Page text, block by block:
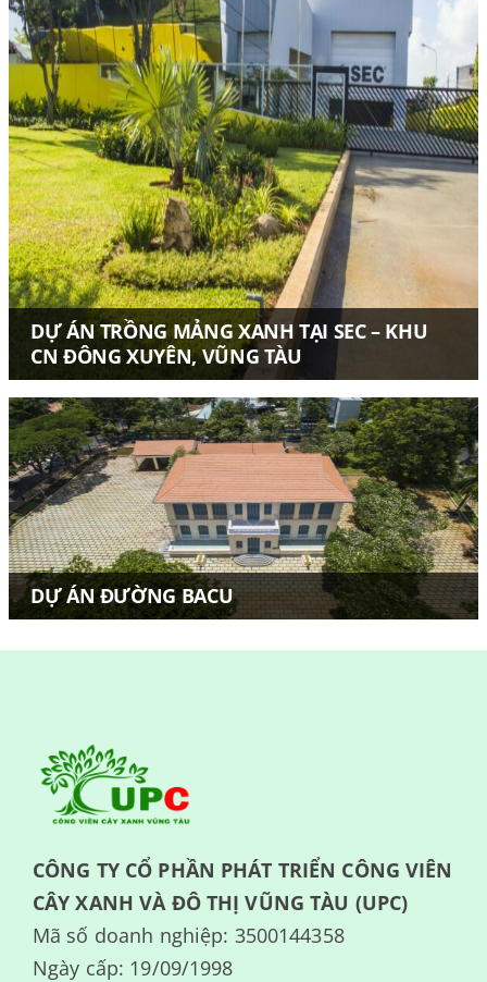
DỰ ÁN TRỒNG MẢNG XANH TẠI SEC – KHU
CN ĐÔNG XUYÊN, VŨNG TÀU
DỰ ÁN ĐƯỜNG BACU
CÔNG TY CỔ PHẦN PHÁT TRIỂN CÔNG VIÊN
CÂY XANH VÀ ĐÔ THỊ VŨNG TÀU (UPC)
Mã số doanh nghiệp: 3500144358
Ngày cấp: 19/09/1998